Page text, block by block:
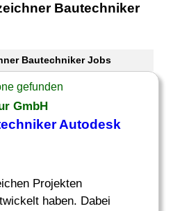
Bautechniker
Bautechniker Jobs
gefunden
GmbH
Autodesk
Projekten
haben. Dabei